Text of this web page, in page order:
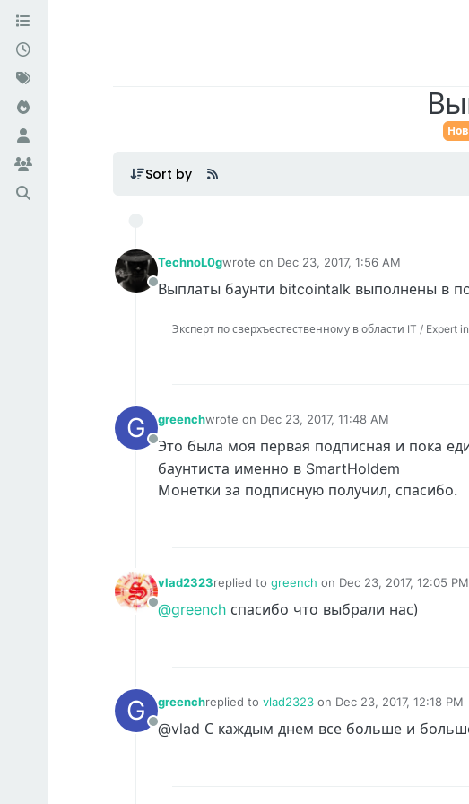
Sort by
Offline
TechnoL0gwrote on Dec 23, 2017, 1:56 AM
last edited by
Выплаты баунти bitcointalk выполнены в
Эксперт по сверхъестественному в области IT / Expert
G
Offline
greenchwrote on Dec 23, 2017, 11:48 AM
last edited by
Это была моя первая подписная и пока
баунтиста именно в SmartHoldem
Монетки за подписную получил, спасибо.
Offline
vlad2323replied to greench on Dec 23, 2017, 12:05 PM
last edited by
@greench спасибо что выбрали нас)
G
Offline
greenchreplied to vlad2323 on Dec 23, 2017, 12:18 PM
last edited by
@vlad С каждым днем все больше и